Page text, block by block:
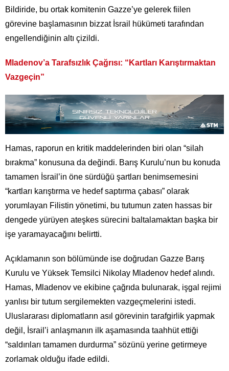
Bildiride, bu ortak komitenin Gazze’ye gelerek fiilen
görevine başlamasının bizzat İsrail hükümeti tarafından
engellendiğinin altı çizildi.
Mladenov’a Tarafsızlık Çağrısı: “Kartları Karıştırmaktan
Vazgeçin”
Hamas, raporun en kritik maddelerinden biri olan “silah
bırakma” konusuna da değindi. Barış Kurulu’nun bu konuda
tamamen İsrail’in öne sürdüğü şartları benimsemesini
“kartları karıştırma ve hedef saptırma çabası” olarak
yorumlayan Filistin yönetimi, bu tutumun zaten hassas bir
dengede yürüyen ateşkes sürecini baltalamaktan başka bir
işe yaramayacağını belirtti.
Açıklamanın son bölümünde ise doğrudan Gazze Barış
Kurulu ve Yüksek Temsilci Nikolay Mladenov hedef alındı.
Hamas, Mladenov ve ekibine çağrıda bulunarak, işgal rejimi
yanlısı bir tutum sergilemekten vazgeçmelerini istedi.
Uluslararası diplomatların asıl görevinin tarafgirlik yapmak
değil, İsrail’i anlaşmanın ilk aşamasında taahhüt ettiği
“saldırıları tamamen durdurma” sözünü yerine getirmeye
zorlamak olduğu ifade edildi.